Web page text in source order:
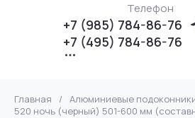
Телефон
+7 (985) 784-86-76
+7 (495) 784-86-76
Главная / Алюминиевые
520 ночь (черный) 501-600 мм